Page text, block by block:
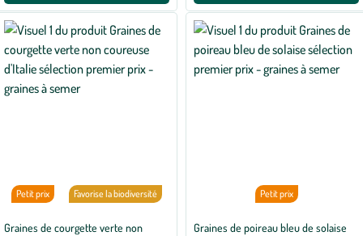
Petit prix Favorise la biodiversité
Graines de courgette verte non
Petit prix
Graines de poireau bleu de solaise